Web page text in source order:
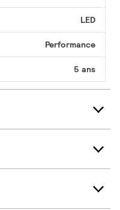
LED
Performance
5 ans